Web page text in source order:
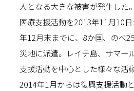
人となる大きな被害が発生した
医療支援活動を2013年11月10
年12月末までに、8か国、のべ
災地に派遣。レイテ島、サマー
支援活動を中心とした様々な活
2014年1月からは復興支援活動